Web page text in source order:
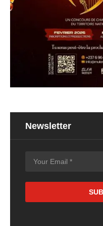
Newsletter